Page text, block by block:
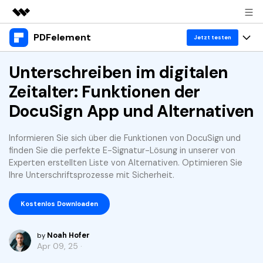
Top-Produkte
Dienstprogramme
Business
Überblick
Lösungen
Über uns
Shop
PDFelement Jetzt testen
Produkte
Desktop
PDFelement für Windows
PDFelement für Mac
Mobile App
PDFelement für Android
Cloud
Lösungen
Benutzer im Bildungswesen
PDF lesen
PDF kommentieren
PDF erstellen
PDF kombinieren
PDF drucken
Heiße Themen
Top PDF-Software
OCR PDF Tipps
Business
Jetzt kaufen
Unterschreiben im digitalen
Zeitalter: Funktionen der
DocuSign App und Alternativen
Informieren Sie sich über die Funktionen von DocuSign und
finden Sie die perfekte E-Signatur-Lösung in unserer von
Experten erstellten Liste von Alternativen. Optimieren Sie
Ihre Unterschriftsprozesse mit Sicherheit.
Kostenlos Downloaden
by Noah Hofer
Apr 09, 25 ·